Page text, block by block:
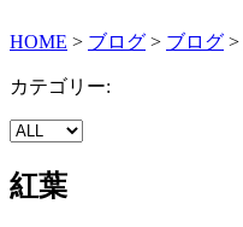
HOME > ブログ > ブログ >
カテゴリー:
紅葉